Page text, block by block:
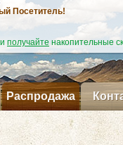
Посетитель!
получайте накопительные
Распродажа